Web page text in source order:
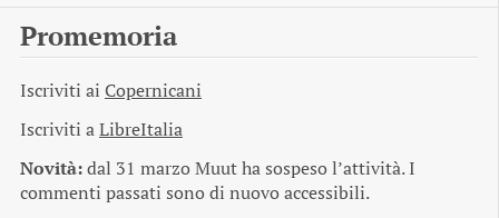
Promemoria
Iscriviti ai Copernicani
Iscriviti aLibreItalia
Novità:dal 31 marzo Muut ha sospeso l’attività. I
commenti passati sono di nuovo accessibili.